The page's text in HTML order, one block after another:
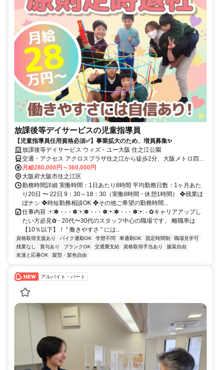
放課後等デイサービスの児童指導員
【児童指導員任用資格必須✅】事業拡大のため、増員募集✨
放課後等デイサービス ウィズ・ユー大阪 住之江公園
交通・アクセス アクロスプラザ住之江から徒歩2分、大阪メトロ四ツ
橋線「住之江公園駅」から徒歩4分、南海「堺駅」から車で10分、
JR「天王寺駅」から車で20分 ＊車・バイク・自転車通勤OK！交通費
規定支給
月給280,000円～360,000円
大阪府大阪市住之江区
勤務時間詳細 実働時間：1日あたり8時間 平均勤務日数：1ヶ月あた
り20日 〜 22日 9：30～18：30（実働8時間・休憩1時間） ❖残業ほ
ぼナシ ❖時短勤務相談OK ❖その他ご希望の勤務時間...
仕事内容 :+:✽・-・✽:+:✽・-・✽:+:✽・-・✽:+: - ✿キャリアアップし
たい方必見✿ - 20代〜30代のスタッフ中心の職場です。 離職率は
【10％以下】！ “ 働きやすさ ” には...
資格取得支援あり バイク通勤OK 学歴不問 車通勤OK 固定時間制
職場見学可
残業なし
賞与あり ブランクOK 交通費支給 資格取得手当あり
服装自由
友達と応募OK
髪型・髪色自由
アルバイト・パート